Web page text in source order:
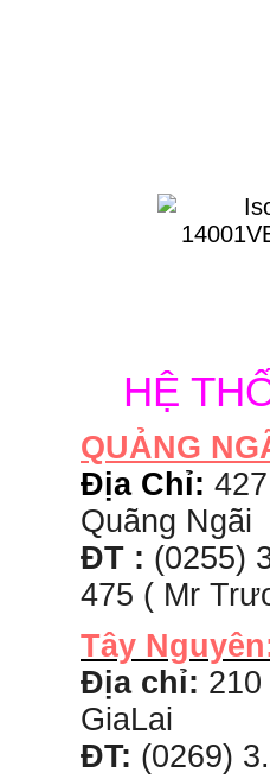
HỆ
QUẢNG
Địa Chỉ:
Quãng Ngãi
ĐT : (0255)
475 ( Mr
Tây
Địa chỉ:
GiaLai
ĐT: (0269)